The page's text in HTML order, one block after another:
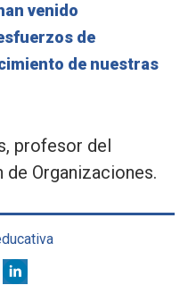
venido
de
de nuestras
profesor del
Organizaciones.